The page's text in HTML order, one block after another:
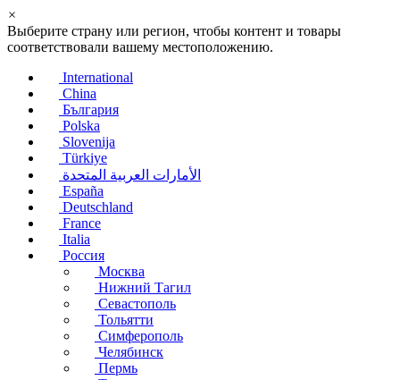
×
Выберите страну или регион, чтобы контент и товары
соответствовали вашему местоположению.
International
China
България
Polska
Slovenija
Türkiye
الأمارات العربية المتحدة
España
Deutschland
France
Italia
Россия
Москва
Нижний Тагил
Севастополь
Тольятти
Симферополь
Челябинск
Пермь